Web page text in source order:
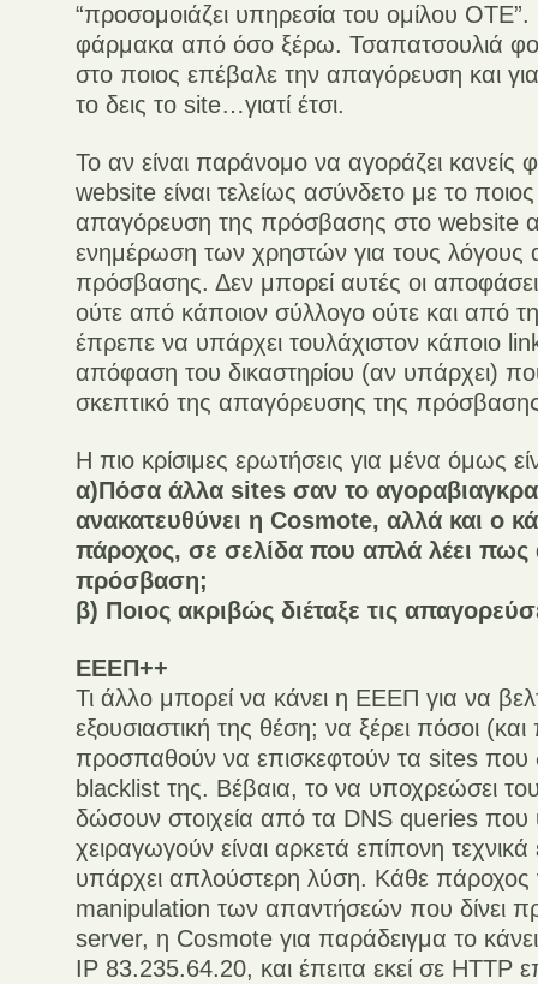
“προσομοιάζει υπηρεσία του ομίλου
φάρμακα από όσο ξέρω. Τσαπατσουλιά
στο ποιος επέβαλε την απαγόρευση και
το δεις το site…γιατί έτσι.
Το αν είναι παράνομο να αγοράζει
website είναι τελείως ασύνδετο με το
απαγόρευση της πρόσβασης στο website
ενημέρωση των χρηστών για τους λόγους
πρόσβασης. Δεν μπορεί αυτές οι
ούτε από κάποιον σύλλογο ούτε και από
έπρεπε να υπάρχει τουλάχιστον κάποιο
απόφαση του δικαστηρίου (αν υπάρχει)
σκεπτικό της απαγόρευσης της
Η πιο κρίσιμες ερωτήσεις για μένα όμως
α)Πόσα άλλα sites σαν το
ανακατευθύνει η Cosmote, αλλά και ο
πάροχος, σε σελίδα που απλά λέει πως
πρόσβαση;
β) Ποιος ακριβώς διέταξε τις
ΕΕΕΠ++
Τι άλλο μπορεί να κάνει η ΕΕΕΠ για να
εξουσιαστική της θέση; να ξέρει πόσοι (και
προσπαθούν να επισκεφτούν τα sites που
blacklist της. Βέβαια, το να υποχρεώσει
δώσουν στοιχεία από τα DNS queries που
χειραγωγούν είναι αρκετά επίπονη
υπάρχει απλούστερη λύση. Κάθε πάροχος
manipulation των απαντήσεών που δίνει
server, η Cosmote για παράδειγμα το
IP 83.235.64.20, και έπειτα εκεί σε HTTP